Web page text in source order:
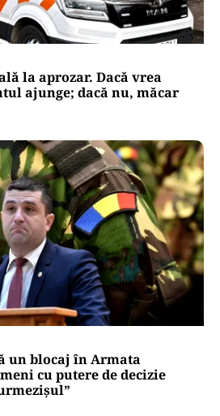
leușteanului ca să
Calendarul care îți
frunze
la aprozar. Dacă vrea
ajunge; dacă nu, măcar